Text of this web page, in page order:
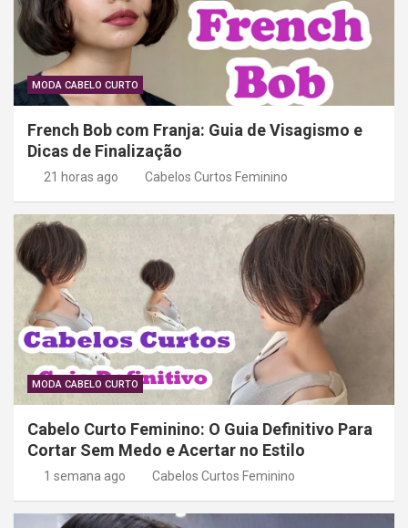
s
t
MODA CABELO CURTO
French Bob com Franja: Guia de Visagismo e
Dicas de Finalização
21 horas ago Cabelos Curtos Feminino
MODA CABELO CURTO
Cabelo Curto Feminino: O Guia Definitivo Para
Cortar Sem Medo e Acertar no Estilo
1 semana ago Cabelos Curtos Feminino